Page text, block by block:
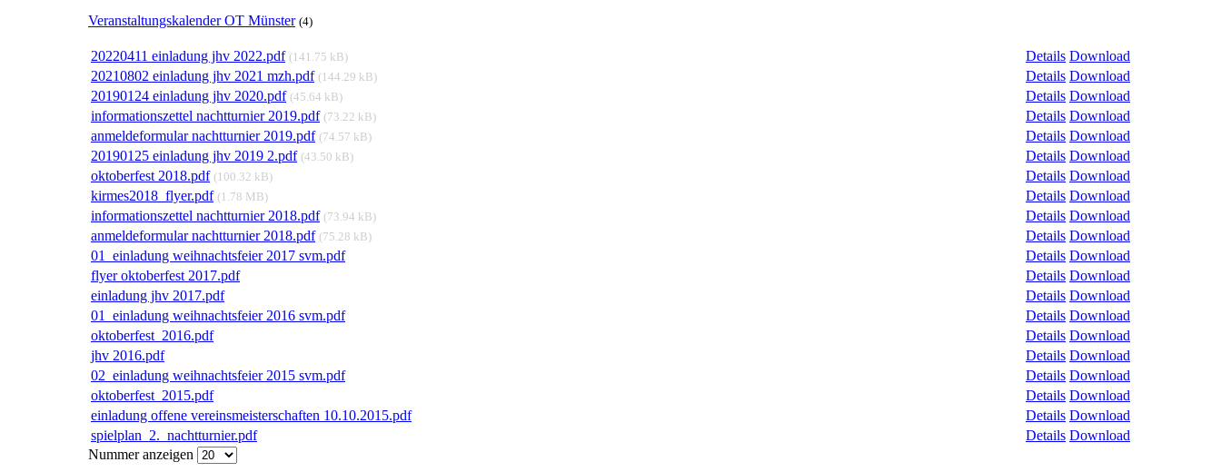
Veranstaltungskalender OT Münster (4)
20220411 einladung jhv 2022.pdf (141.75 kB) Details Download
20210802 einladung jhv 2021 mzh.pdf (144.29 kB) Details Download
20190124 einladung jhv 2020.pdf (45.64 kB) Details Download
informationszettel nachtturnier 2019.pdf (73.22 kB) Details Download
anmeldeformular nachtturnier 2019.pdf (74.57 kB) Details Download
20190125 einladung jhv 2019 2.pdf (43.50 kB) Details Download
oktoberfest 2018.pdf (100.32 kB) Details Download
kirmes2018_flyer.pdf (1.78 MB) Details Download
informationszettel nachtturnier 2018.pdf (73.94 kB) Details Download
anmeldeformular nachtturnier 2018.pdf (75.28 kB) Details Download
01_einladung weihnachtsfeier 2017 svm.pdf
Details Download
flyer oktoberfest 2017.pdf
Details Download
einladung jhv 2017.pdf
Details Download
01_einladung weihnachtsfeier 2016 svm.pdf
Details Download
oktoberfest_2016.pdf
Details Download
jhv 2016.pdf
Details Download
02_einladung weihnachtsfeier 2015 svm.pdf
Details Download
oktoberfest_2015.pdf
Details Download
einladung offene vereinsmeisterschaften 10.10.2015.pdf
Details Download
spielplan_2._nachtturnier.pdf
Details Download
Nummer anzeigen